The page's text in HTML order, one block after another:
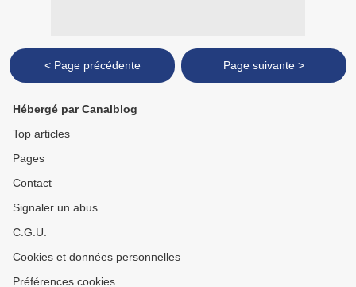
< Page précédente Page suivante >
Hébergé par Canalblog
Top articles
Pages
Contact
Signaler un abus
C.G.U.
Cookies et données personnelles
Préférences cookies